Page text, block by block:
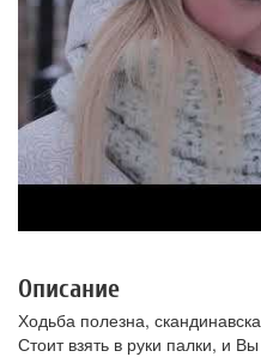
Описание
Ходьба полезна,
Стоит взять в руки палки, и